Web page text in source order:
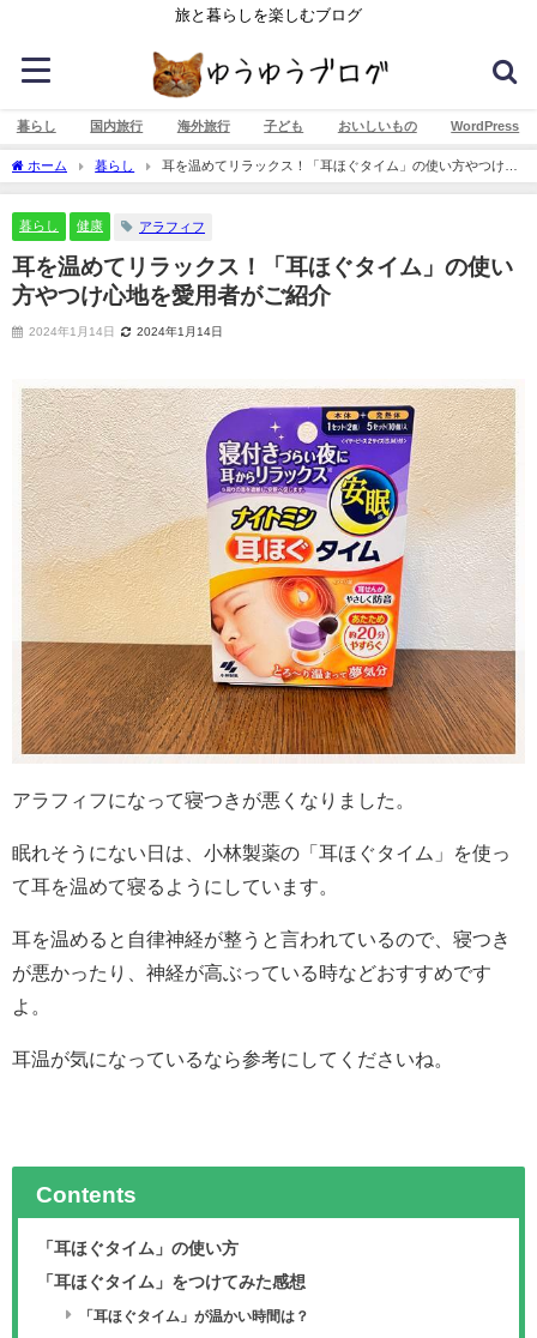
旅と暮らしを楽しむブログ
暮らし 国内旅行 海外旅行 子ども おいしいもの WordPress
ホーム 暮らし
耳を温めてリラックス！「耳ほぐタイム」の使い方やつけ心
地を愛用者がご紹介
暮らし 健康 アラフィフ
耳を温めてリラックス！「耳ほぐタイム」の使い
方やつけ心地を愛用者がご紹介
2024年1月14日 2024年1月14日
アラフィフになって寝つきが悪くなりました。
眠れそうにない日は、小林製薬の「耳ほぐタイム」を使っ
て耳を温めて寝るようにしています。
耳を温めると自律神経が整うと言われているので、寝つき
が悪かったり、神経が高ぶっている時などおすすめです
よ。
耳温が気になっているなら参考にしてくださいね。
Contents
「耳ほぐタイム」の使い方
「耳ほぐタイム」をつけてみた感想
「耳ほぐタイム」が温かい時間は？